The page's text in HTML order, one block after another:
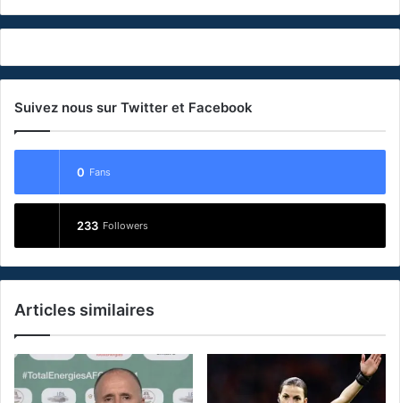
Suivez nous sur Twitter et Facebook
0 Fans
233 Followers
Articles similaires